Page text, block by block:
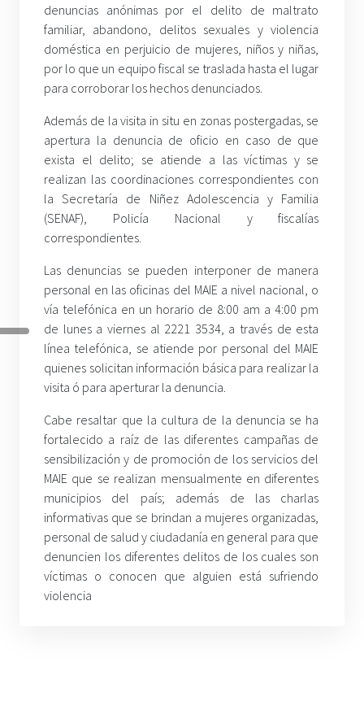
denuncias anónimas por el delito de maltrato
familiar, abandono, delitos sexuales y violencia
doméstica en perjuicio de mujeres, niños y niñas,
por lo que un equipo fiscal se traslada hasta el lugar
para corroborar los hechos denunciados.
Además de la visita in situ en zonas postergadas, se
apertura la denuncia de oficio en caso de que
exista el delito; se atiende a las víctimas y se
realizan las coordinaciones correspondientes con
la Secretaría de Niñez Adolescencia y Familia
(SENAF), Policía Nacional y fiscalías
correspondientes.
Las denuncias se pueden interponer de manera
personal en las oficinas del MAIE a nivel nacional, o
vía telefónica en un horario de 8:00 am a 4:00 pm
de lunes a viernes al 2221 3534, a través de esta
línea telefónica, se atiende por personal del MAIE
quienes solicitan información básica para realizar la
visita ó para aperturar la denuncia.
Cabe resaltar que la cultura de la denuncia se ha
fortalecido a raíz de las diferentes campañas de
sensibilización y de promoción de los servicios del
MAIE que se realizan mensualmente en diferentes
municipios del país; además de las charlas
informativas que se brindan a mujeres organizadas,
personal de salud y ciudadanía en general para que
denuncien los diferentes delitos de los cuales son
víctimas o conocen que alguien está sufriendo
violencia